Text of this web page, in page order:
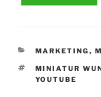
KATEGORIEN
MARKETING ,
MINIATUR
YOUTUBE